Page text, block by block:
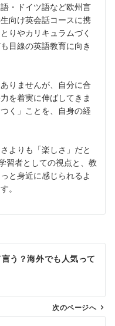
・ドイツ語など欧州言
向け英会話コースに携
りやカリキュラムづく
目線の英語教育に向き
りませんが、自分に合
を着実に伸ばしてきま
く」ことを、自身の経
よりも「楽しさ」だと
習者としての視点と、教
と身近に感じられるよ
。
う？海外でも人気って
次のページへ